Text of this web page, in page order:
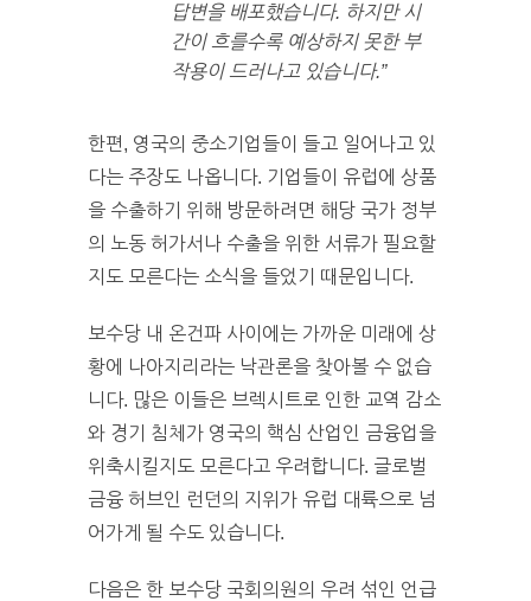
답변을 배포했습니다. 하지만 시
간이 흐를수록 예상하지 못한 부
작용이 드러나고 있습니다.”
한편, 영국의 중소기업들이 들고 일어나고 있
다는 주장도 나옵니다. 기업들이 유럽에 상품
을 수출하기 위해 방문하려면 해당 국가 정부
의 노동 허가서나 수출을 위한 서류가 필요할
지도 모른다는 소식을 들었기 때문입니다.
보수당 내 온건파 사이에는 가까운 미래에 상
황에 나아지리라는 낙관론을 찾아볼 수 없습
니다. 많은 이들은 브렉시트로 인한 교역 감소
와 경기 침체가 영국의 핵심 산업인 금융업을
위축시킬지도 모른다고 우려합니다. 글로벌
금융 허브인 런던의 지위가 유럽 대륙으로 넘
어가게 될 수도 있습니다.
다음은 한 보수당 국회의원의 우려 섞인 언급